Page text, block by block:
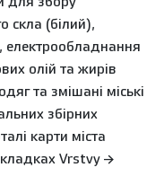
скла (білий),
електрообладнання
олій та жирів
та змішані міські
збірних
карти міста
Vrstvy →